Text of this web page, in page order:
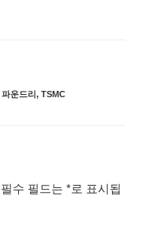
파운드리, TSMC
필수 필드는 *로 표시됩